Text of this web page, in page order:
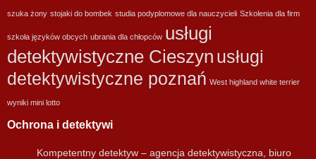
szuka żony stojaki do bombek studia podyplomowe dla nauczycieli Szkolenia dla firm
szkoła języków obcych ubrania dla chłopców usługi
detektywistyczne Cieszyn usługi
detektywistyczne poznań West highland white terrier
wyniki mini lotto
Ochrona i detektywi
Kompetentny detektyw – agencja detektywistyczna, biuro